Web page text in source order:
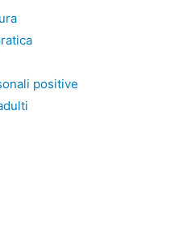
positive